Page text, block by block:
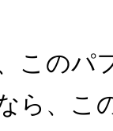
このパ
ら、こ